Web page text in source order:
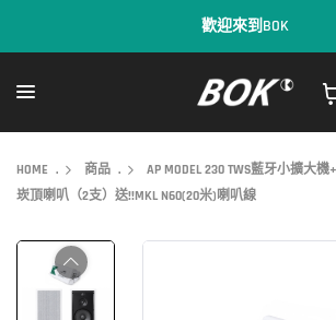
歡迎來到BOK
HOME . 商品 .
AP MODEL 230 TWS藍牙小擴大
崁頂喇叭（2支）送!!MKL N60(20米)喇叭線